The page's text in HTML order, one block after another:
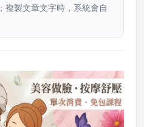
；複製文章文字時，系統會自